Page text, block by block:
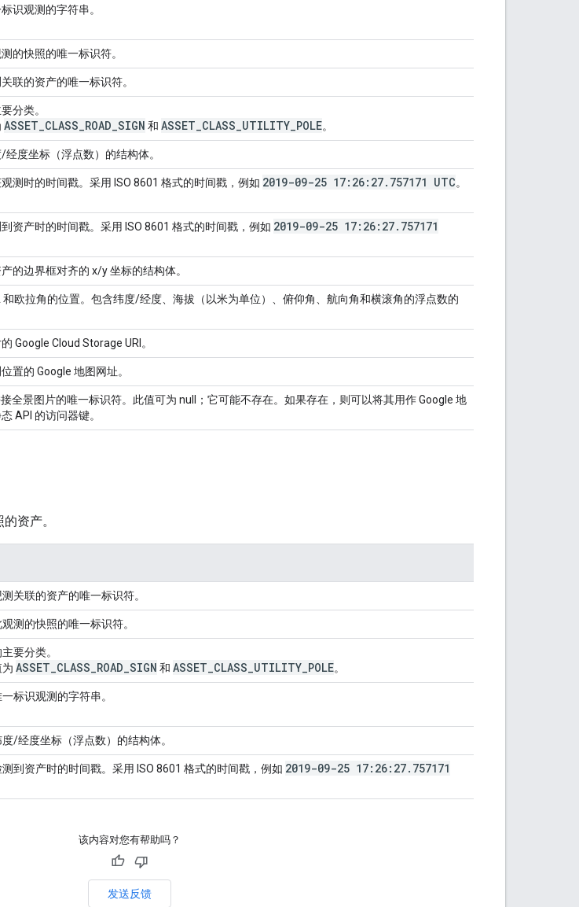
识观测的字符串。
的快照的唯一标识符。
联的资产的唯一标识符。
分类。
ASSET CLASS ROAD SIGN 和 ASSET CLASS UTILITY POLE。
经度坐标（浮点数）的结构体。
测时的时间戳。采用 ISO 8601 格式的时间戳，例如 2019-09-25 17:26:27. 757171 UTC。
资产时的时间戳。采用 ISO 8601 格式的时间戳，例如 2019-09-25 17:26:27. 757171
的边界框对齐的 x/y 坐标的结构体。
和欧拉角的位置。包含纬度/经度、海拔（以米为单位）、俯仰角、航向角和横滚角的浮点数的
Google Cloud Storage URI。
置的 Google 地图网址。
全景图片的唯一标识符。此值可为 null；它可能不存在。如果存在，则可以将其用作 Google 地
API 的访问器键。
资产。
关联的资产的唯一标识符。
测的快照的唯一标识符。
要分类。
ASSET CLASS ROAD SIGN 和 ASSET CLASS UTILITY POLE。
标识观测的字符串。
/经度坐标（浮点数）的结构体。
到资产时的时间戳。采用 ISO 8601 格式的时间戳，例如 2019-09-25 17:26:27. 757171
该内容对您有帮助吗？
发送反馈